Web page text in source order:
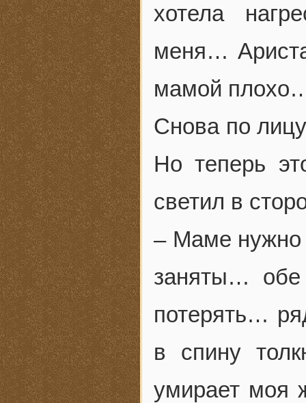
хотела
меня…
мамой
Снова по
Но теперь
светил в
– Маме
заняты…
потерять…
в спину
умирает моя